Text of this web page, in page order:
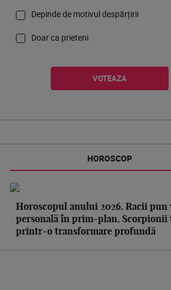
Depinde de motivul despărțirii
Doar ca prieteni
HOROSCOP
Horoscopul anului 2026. Racii pun
personală în prim-plan, Scorpionii
printr-o transformare profundă